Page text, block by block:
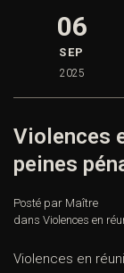
06
SEP
2025
Violences
peines
Posté par Maître
dans Violences en
Violences en